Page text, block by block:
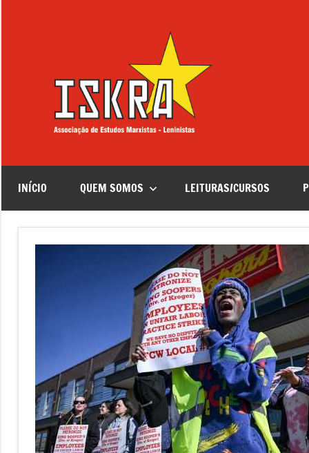
–
Leninistas
INÍCIO QUEM SOMOS LEITURAS/CURSOS